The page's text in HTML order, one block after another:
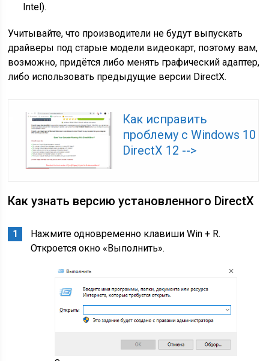
Intel).
Учитывайте, что производители не будут выпускать
драйверы под старые модели видеокарт, поэтому вам,
возможно, придётся либо менять графический адаптер,
либо использовать предыдущие версии DirectX.
Как исправить
проблему с Windows 10
DirectX 12 -->
Как узнать версию установленного DirectX
Нажмите одновременно клавиши Win + R.
Откроется окно «Выполнить».